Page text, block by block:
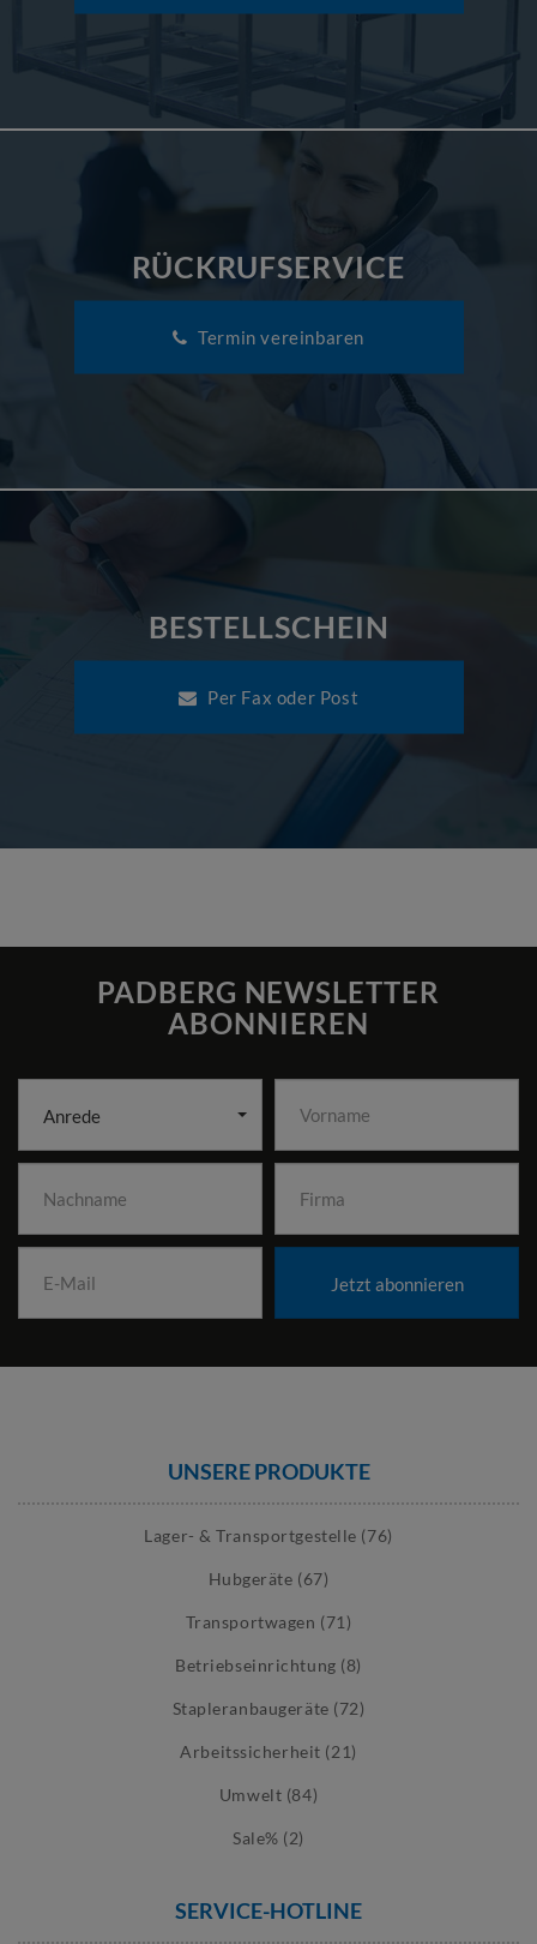
RÜCKRUFSERVICE
Termin vereinbaren
BESTELLSCHEIN
Per Fax oder Post
PADBERG NEWSLETTER
ABONNIEREN
Anrede
Jetzt abonnieren
UNSERE PRODUKTE
Lager- & Transportgestelle (76)
Hubgeräte (67)
Transportwagen (71)
Betriebseinrichtung (8)
Stapleranbaugeräte (72)
Arbeitssicherheit (21)
Umwelt (84)
Sale% (2)
SERVICE-HOTLINE